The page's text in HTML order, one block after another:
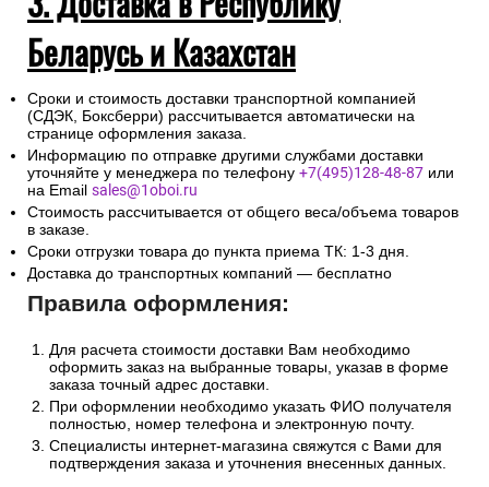
Беларусь и Казахстан
Сроки и стоимость доставки транспортной компанией
(СДЭК, Боксберри) рассчитывается автоматически на
странице оформления заказа.
Информацию по отправке другими службами доставки
уточняйте у менеджера по телефону +7(495)128-48-87 или
на Email sales@1oboi.ru
Стоимость рассчитывается от общего веса/объема товаров
в заказе.
Сроки отгрузки товара до пункта приема ТК: 1-3 дня.
Доставка до транспортных компаний — бесплатно
Правила оформления:
Для расчета стоимости доставки Вам необходимо
оформить заказ на выбранные товары, указав в форме
заказа точный адрес доставки.
При оформлении необходимо указать ФИО получателя
полностью, номер телефона и электронную почту.
Специалисты интернет-магазина свяжутся с Вами для
подтверждения заказа и уточнения внесенных данных.